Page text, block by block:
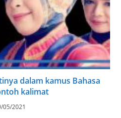
kalimat
05/2021